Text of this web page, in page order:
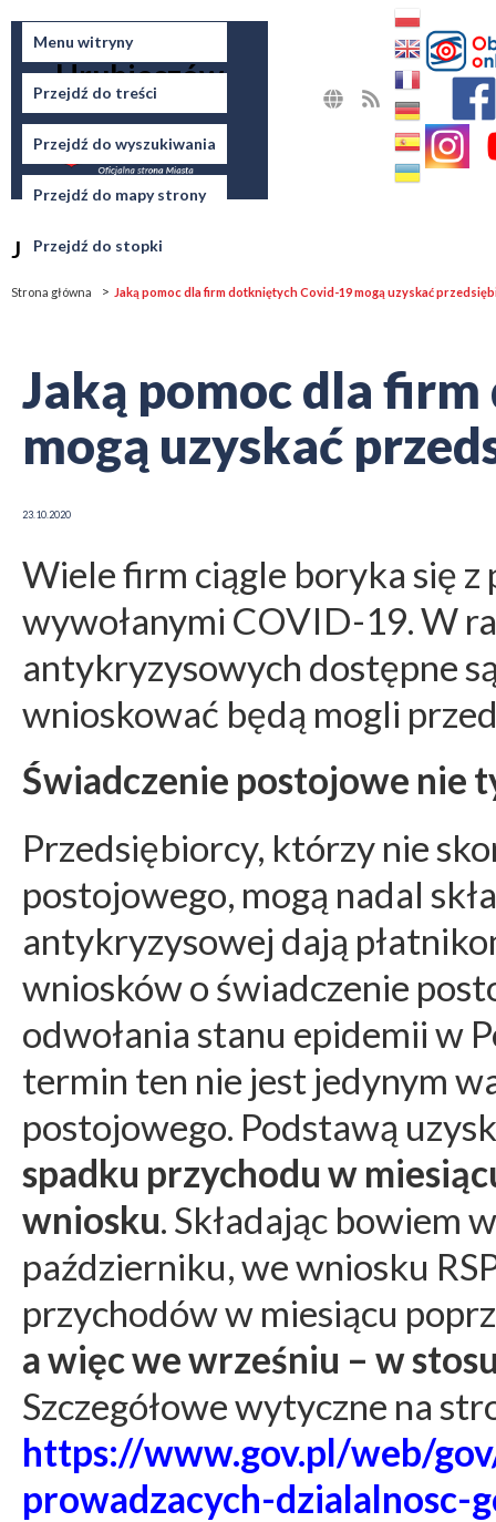
Menu witryny
Przejdź do treści
Przejdź do wyszukiwania
Przejdź do mapy strony
Przejdź do stopki
Miasto
Hrubieszów
Jesteś tutaj
Strona główna Jaką pomoc dla firm dotkniętych Covid-19 mogą uzyskać
Jaką pomoc dla
mogą uzyskać
23.10.2020
Wiele firm ciągle boryka się
wywołanymi COVID-19. W
antykryzysowych dostępne
wnioskować będą mogli
Świadczenie postojowe nie
Przedsiębiorcy, którzy nie
postojowego, mogą nadal
antykryzysowej dają
wniosków o świadczenie
odwołania stanu epidemii w
termin ten nie jest jedynym
postojowego. Podstawą
spadku przychodu w
wniosku. Składając bowiem
październiku, we wniosku
przychodów w miesiącu
a więc we wrześniu – w
Szczegółowe wytyczne na
https://www.gov.pl/web/
prowadzacych-dzialalnosc-